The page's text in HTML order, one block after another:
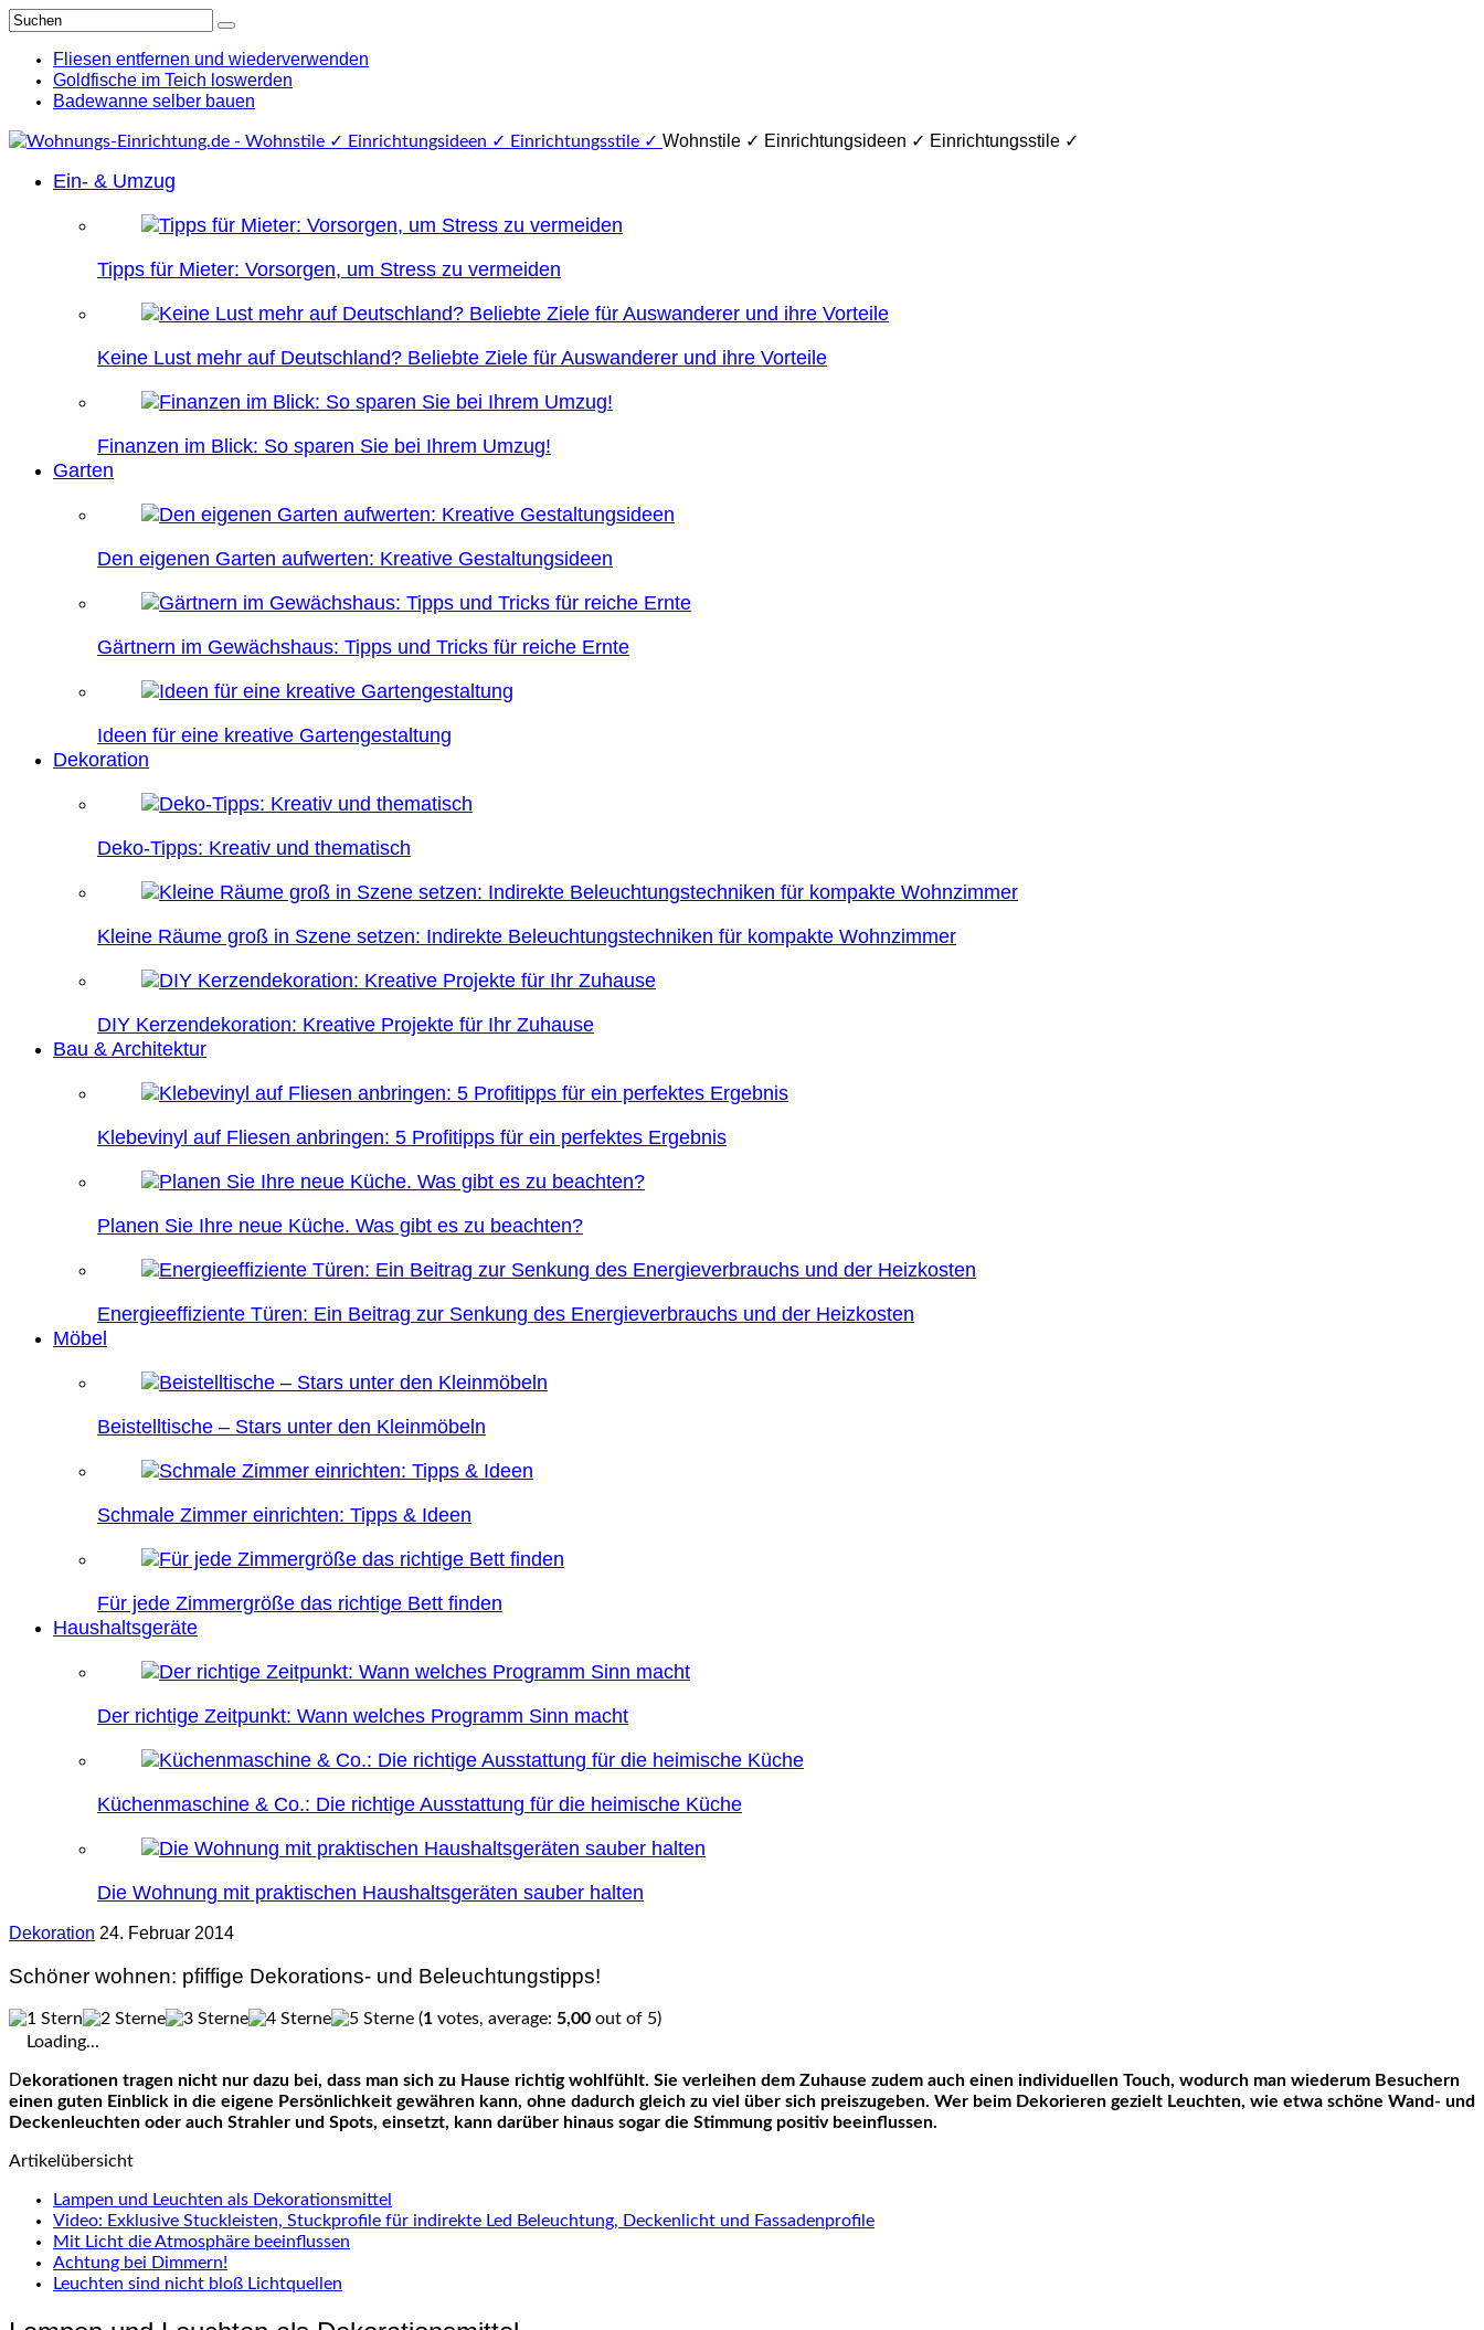
Fliesen entfernen und wiederverwenden
Goldfische im Teich loswerden
Badewanne selber bauen
Wohnstile ✓ Einrichtungsideen ✓ Einrichtungsstile ✓
Ein- & Umzug
Tipps für Mieter: Vorsorgen, um Stress zu vermeiden
Keine Lust mehr auf Deutschland? Beliebte Ziele für Auswanderer und ihre Vorteile
Finanzen im Blick: So sparen Sie bei Ihrem Umzug!
Garten
Den eigenen Garten aufwerten: Kreative Gestaltungsideen
Gärtnern im Gewächshaus: Tipps und Tricks für reiche Ernte
Ideen für eine kreative Gartengestaltung
Dekoration
Deko-Tipps: Kreativ und thematisch
Kleine Räume groß in Szene setzen: Indirekte Beleuchtungstechniken für kompakte Wohnzimmer
DIY Kerzendekoration: Kreative Projekte für Ihr Zuhause
Bau & Architektur
Klebevinyl auf Fliesen anbringen: 5 Profitipps für ein perfektes Ergebnis
Planen Sie Ihre neue Küche. Was gibt es zu beachten?
Energieeffiziente Türen: Ein Beitrag zur Senkung des Energieverbrauchs und der Heizkosten
Möbel
Beistelltische – Stars unter den Kleinmöbeln
Schmale Zimmer einrichten: Tipps & Ideen
Für jede Zimmergröße das richtige Bett finden
Haushaltsgeräte
Der richtige Zeitpunkt: Wann welches Programm Sinn macht
Küchenmaschine & Co.: Die richtige Ausstattung für die heimische Küche
Die Wohnung mit praktischen Haushaltsgeräten sauber halten
Dekoration 24. Februar 2014
Schöner wohnen: pfiffige Dekorations- und Beleuchtungstipps!
(1 votes, average: 5,00 out of 5)
Loading...
Dekorationen tragen nicht nur dazu bei, dass man sich zu Hause richtig wohlfühlt. Sie verleihen dem Zuhause zudem auch einen individuellen Touch, wodurch man wiederum Besuchern
einen guten Einblick in die eigene Persönlichkeit gewähren kann, ohne dadurch gleich zu viel über sich preiszugeben. Wer beim Dekorieren gezielt Leuchten, wie etwa schöne Wand- und
Deckenleuchten oder auch Strahler und Spots, einsetzt, kann darüber hinaus sogar die Stimmung positiv beeinflussen.
Artikelübersicht
Lampen und Leuchten als Dekorationsmittel
Video: Exklusive Stuckleisten, Stuckprofile für indirekte Led Beleuchtung, Deckenlicht und Fassadenprofile
Mit Licht die Atmosphäre beeinflussen
Achtung bei Dimmern!
Leuchten sind nicht bloß Lichtquellen